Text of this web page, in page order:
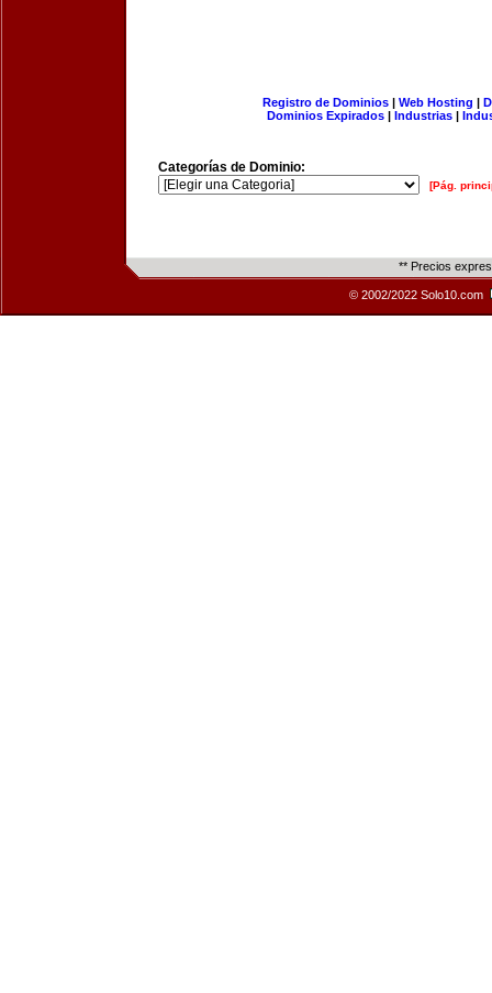
Registro de Dominios| Web Hosting |
Dominios Expirados | Industrias |
Categorías de Dominio:
[Pág.
** Precios
© 2002/2022 Solo10.com